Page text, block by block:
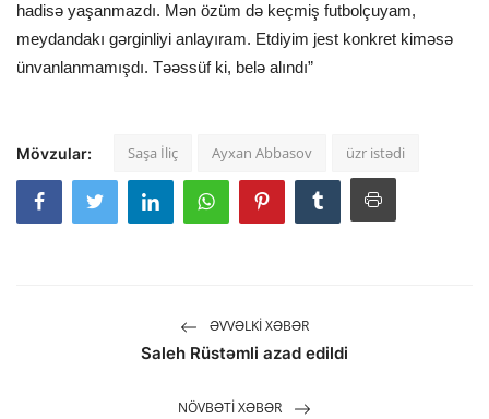
hadisə yaşanmazdı. Mən özüm də keçmiş futbolçuyam,
meydandakı gərginliyi anlayıram. Etdiyim jest konkret kiməsə
ünvanlanmamışdı. Təəssüf ki, belə alındı”
Mövzular: Saşa İliç Ayxan Abbasov üzr istədi
ƏVVƏLKI XƏBƏR
Saleh Rüstəmli azad edildi
NÖVBƏTI XƏBƏR